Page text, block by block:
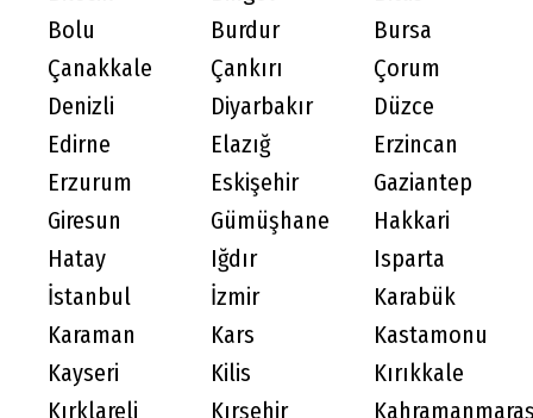
Bolu
Burdur
Bursa
Çanakkale
Çankırı
Çorum
Denizli
Diyarbakır
Düzce
Edirne
Elazığ
Erzincan
Erzurum
Eskişehir
Gaziantep
Giresun
Gümüşhane
Hakkari
Hatay
Iğdır
Isparta
İstanbul
İzmir
Karabük
Karaman
Kars
Kastamonu
Kayseri
Kilis
Kırıkkale
Kırklareli
Kırşehir